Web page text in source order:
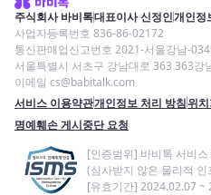
주식회사 바비톡대표이사 신정인개인정
사업자등록번호 836-86-02172
통신판매업신고번호 2021-서울강남-
서울특별시 서초구 강남대로 363 363강
이메일 cs@babitalk.com
서비스 이용약관개인정보 처리 방침위
명예훼손 게시중단 요청
[인증범위] 바비톡 서비스
(심사받지 않은 물리적 인
[유효기간] 2024.02.07 ~